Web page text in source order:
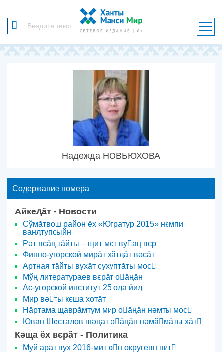
Форма
поиска
Надежда НОВЬЮХОВА
Содержание номера
Айкеԯӑт - Новости
Сўмӑтвош район ёх «Югратур 2015» нємпи
ванӆтупсыйн
Рәт ясӑң тӑйты – щит мєт вуаң вєр
Финно-угорской мирӑт хӑтӆӑт вәсӑт
Артная тӑйты вухӑт сухуптӑты мос
Мўң литератураев вєрӑт оӑңӑн
Ас-угорской институт 25 оӆа йиӆ
Мир вәты кєша хотӑт
Нӑртама щаврӑмтум мир оӑңӑн нәмты мос
Юван Шесталов шәңат оӑңӑн нәмӑмӑты хӑт
Кәща ёх вєрӑт - Политика
Муй арат вух 2016-мит он округевн пит